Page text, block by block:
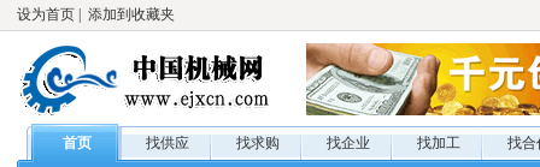
设为首页 添加到收藏夹
首页 找供应 找求购 找企业 找加工 找合